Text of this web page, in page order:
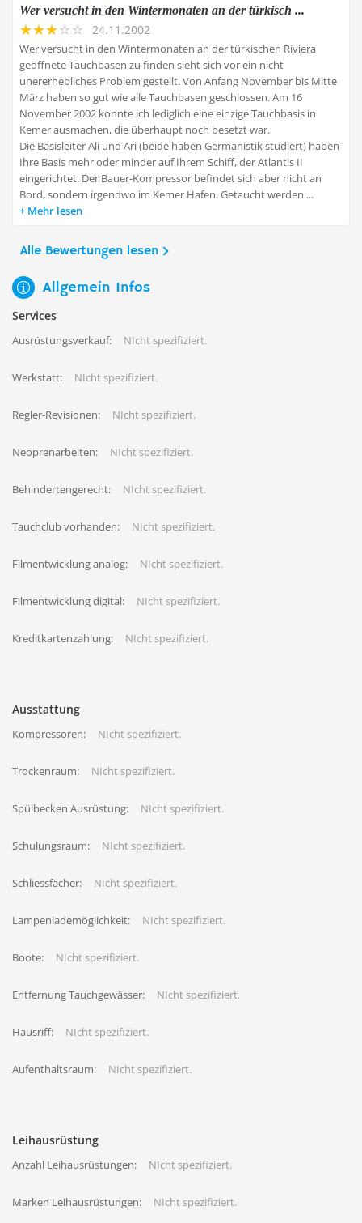
Wer versucht in den Wintermonaten an der türkisch ...
24.11.2002
Wer versucht in den Wintermonaten an der türkischen Riviera
geöffnete Tauchbasen zu finden sieht sich vor ein nicht
unererhebliches Problem gestellt. Von Anfang November bis Mitte
März haben so gut wie alle Tauchbasen geschlossen. Am 16
November 2002 konnte ich lediglich eine einzige Tauchbasis in
Kemer ausmachen, die überhaupt noch besetzt war.
Die Basisleiter Ali und Ari (beide haben Germanistik studiert) haben
Ihre Basis mehr oder minder auf Ihrem Schiff, der Atlantis II
eingerichtet. Der Bauer-Kompressor befindet sich aber nicht an
Bord, sondern irgendwo im Kemer Hafen. Getaucht werden ...
Mehr lesen
Alle Bewertungen lesen
Allgemein Infos
Services
Ausrüstungsverkauf: NIcht spezifiziert.
Werkstatt: NIcht spezifiziert.
Regler-Revisionen: NIcht spezifiziert.
Neoprenarbeiten: NIcht spezifiziert.
Behindertengerecht: NIcht spezifiziert.
Tauchclub vorhanden: NIcht spezifiziert.
Filmentwicklung analog: NIcht spezifiziert.
Filmentwicklung digital: NIcht spezifiziert.
Kreditkartenzahlung: NIcht spezifiziert.
Ausstattung
Kompressoren: NIcht spezifiziert.
Trockenraum: NIcht spezifiziert.
Spülbecken Ausrüstung: NIcht spezifiziert.
Schulungsraum: NIcht spezifiziert.
Schliessfächer: NIcht spezifiziert.
Lampenlademöglichkeit: NIcht spezifiziert.
Boote: NIcht spezifiziert.
Entfernung Tauchgewässer: NIcht spezifiziert.
Hausriff: NIcht spezifiziert.
Aufenthaltsraum: NIcht spezifiziert.
Leihausrüstung
Anzahl Leihausrüstungen: NIcht spezifiziert.
Marken Leihausrüstungen: NIcht spezifiziert.